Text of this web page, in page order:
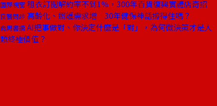
國際視窗 租衣訂閱解約率不到1％，300年百貨復興實體店奇招
良醫問診 高齡化、照護需求增 30年健保神話撐得住嗎？
商周書摘 AI把事做對、你決定什麼是「對」，為何微決策才是人
類終極價值？